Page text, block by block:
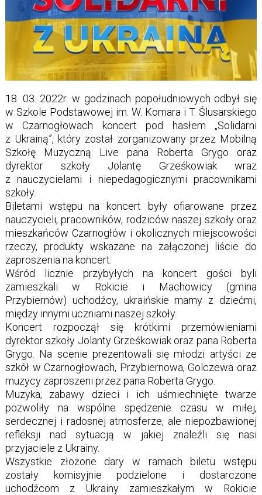
18. 03. 2022r. w godzinach popołudniowych odbył się
w Szkole Podstawowej im. W. Komara i T. Ślusarskiego
w Czarnogłowach koncert pod hasłem „Solidarni
z Ukrainą”, który został zorganizowany przez Mobilną
Szkołę Muzyczną Live pana Roberta Grygo oraz
dyrektor szkoły Jolantę Grześkowiak wraz
z nauczycielami i niepedagogicznymi pracownikami
szkoły.
Biletami wstępu na koncert były ofiarowane przez
nauczycieli, pracowników, rodziców naszej szkoły oraz
mieszkańców Czarnogłów i okolicznych miejscowości
rzeczy, produkty wskazane na załączonej liście do
zaproszenia na koncert.
Wśród licznie przybyłych na koncert gości byli
zamieszkali w Rokicie i Machowicy (gmina
Przybiernów) uchodźcy, ukraińskie mamy z dziećmi,
między innymi uczniami naszej szkoły.
Koncert rozpoczął się krótkimi przemówieniami
dyrektor szkoły Jolanty Grześkowiak oraz pana Roberta
Grygo. Na scenie prezentowali się młodzi artyści ze
szkół w Czarnogłowach, Przybiernowa, Golczewa oraz
muzycy zaproszeni przez pana Roberta Grygo.
Muzyka, zabawy dzieci i ich uśmiechnięte twarze
pozwoliły na wspólne spędzenie czasu w miłej,
serdecznej i radosnej atmosferze, ale niepozbawionej
refleksji nad sytuacją w jakiej znaleźli się nasi
przyjaciele z Ukrainy.
Wszystkie złożone dary w ramach biletu wstępu
zostały komisyjnie podzielone i dostarczone
uchodźcom z Ukrainy zamieszkałym w Rokicie